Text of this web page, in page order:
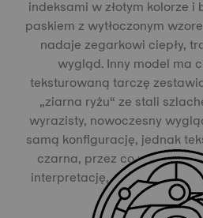
indeksami w złotym kolorze
paskiem z wytłoczonym
nadaje zegarkowi ciepły,
wygląd. Inny model ma
teksturowaną tarczę
„ziarna ryżu“ ze stali
wyrazisty, nowoczesny
samą konfigurację, jednak
czarna, przez co
interpretację, opartą na